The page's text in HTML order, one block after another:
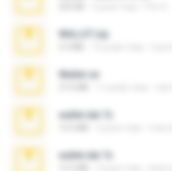
WALLET.zip
Wallet.rar
wallet.dat.7z
wallet.dat.7z